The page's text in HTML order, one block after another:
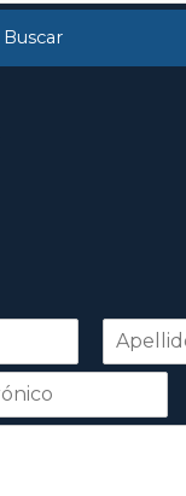
Apellidos